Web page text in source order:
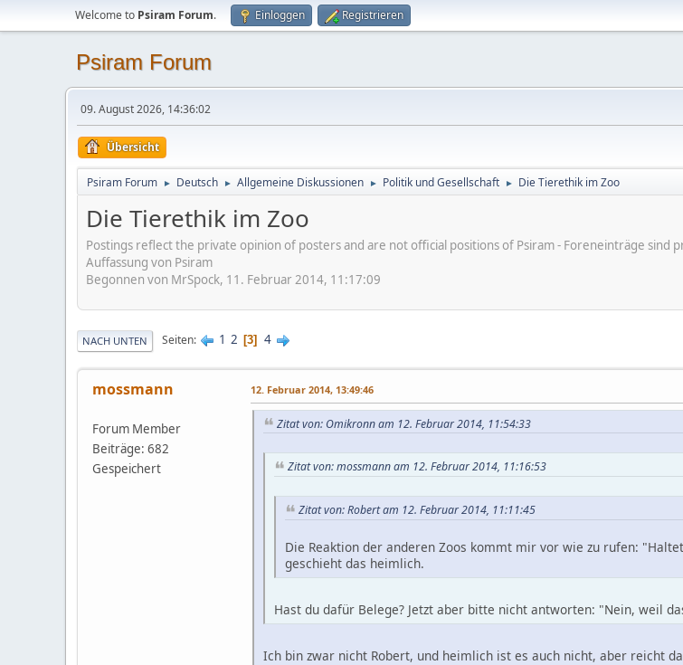
Welcome to Psiram Forum. Einloggen Registrieren
Psiram Forum
09. August 2026, 14:36:02
Übersicht
Psiram Forum ► Deutsch ► Allgemeine Diskussionen ► Politik und Gesellschaft ► Die Tierethik im Zoo
Die Tierethik im Zoo
Postings reflect the private opinion of posters and are not official positions of Psiram - Foreneinträge
Auffassung von Psiram
Begonnen von MrSpock, 11. Februar 2014, 11:17:09
NACH UNTEN Seiten 1 2 3 4
mossmann
Forum Member
Beiträge: 682
Gespeichert
12. Februar 2014, 13:49:46
Zitat von: Omikronn am 12. Februar 2014, 11:54:33
Zitat von: mossmann am 12. Februar 2014, 11:16:53
Zitat von: Robert am 12. Februar 2014, 11:11:45
Die Reaktion der anderen Zoos kommt mir vor wie zu rufen:
geschieht das heimlich.
Hast du dafür Belege? Jetzt aber bitte nicht antworten: "Nein, weil
Ich bin zwar nicht Robert, und heimlich ist es auch nicht, aber reicht